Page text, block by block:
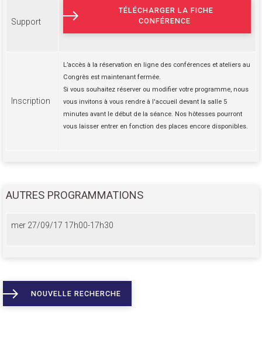
Support
TÉLÉCHARGER LA FICHE
CONFÉRENCE
Inscription
L’accès à la réservation en ligne des conférences et ateliers au
Congrès est maintenant fermée.
Si vous souhaitez réserver ou modifier votre programme, nous
vous invitons à vous rendre à l'accueil devant la salle 5
minutes avant le début de la séance. Nos hôtesses pourront
vous laisser entrer en fonction des places encore disponibles.
AUTRES PROGRAMMATIONS
mer 27/09/17 17h00-17h30
NOUVELLE RECHERCHE